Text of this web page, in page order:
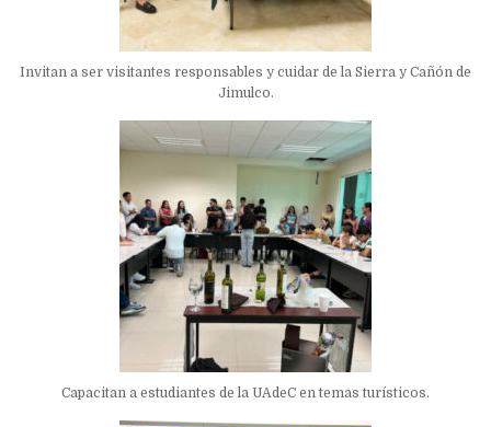
Invitan a ser visitantes responsables y cuidar de la Sierra y Cañón de
Jimulco.
Capacitan a estudiantes de la UAdeC en temas turísticos.